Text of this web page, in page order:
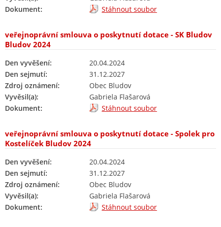
Dokument:
Stáhnout soubor
veřejnoprávní smlouva o poskytnutí dotace - SK Bludov
Bludov 2024
Den vyvěšení:
20.04.2024
Den sejmutí:
31.12.2027
Zdroj oznámení:
Obec Bludov
Vyvěsil(a):
Gabriela Flašarová
Dokument:
Stáhnout soubor
veřejnoprávní smlouva o poskytnutí dotace - Spolek pro
Kostelíček Bludov 2024
Den vyvěšení:
20.04.2024
Den sejmutí:
31.12.2027
Zdroj oznámení:
Obec Bludov
Vyvěsil(a):
Gabriela Flašarová
Dokument:
Stáhnout soubor